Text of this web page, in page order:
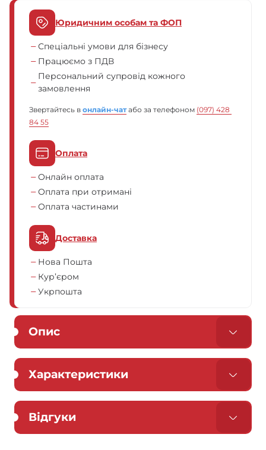
Юридичним особам та ФОП
Спеціальні умови для бізнесу
Працюємо з ПДВ
Персональний супровід кожного
замовлення
Звертайтесь в онлайн-чат або за телефоном (097) 428
84 55
Оплата
Онлайн оплата
Оплата при отримані
Оплата частинами
Доставка
Нова Пошта
Кур’єром
Укрпошта
Опис
Характеристики
Відгуки